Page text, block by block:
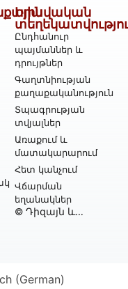
Իրավական
Ընդհանուր
պայմաններ և
դրույթներ
Գաղտնիության
քաղաքականություն
Տպագրության
տվյալներ
Առաքում և
մատակարարում
Հետ կանչում
Վճարման
եղանակներ
© Դիզայն և
(German)